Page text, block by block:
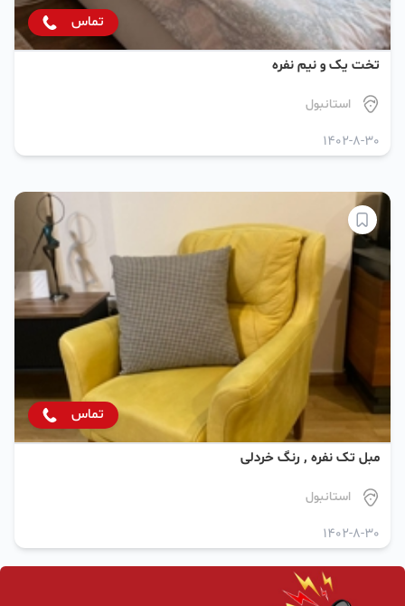
تماس
تخت یک و نیم نفره
استانبول
1402-8-30
تماس
مبل تک نفره ٬ رنگ خردلی
استانبول
1402-8-30